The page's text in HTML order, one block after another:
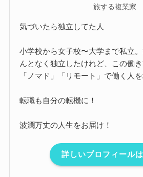
旅する複業家
気づいたら独立してた人
小学校から女子校〜大学まで私立
んとなく独立したけれど、この働
「ノマド」「リモート」で働く人
転職も自分の転機に！
波瀾万丈の人生をお届け！
詳しいプロフィール